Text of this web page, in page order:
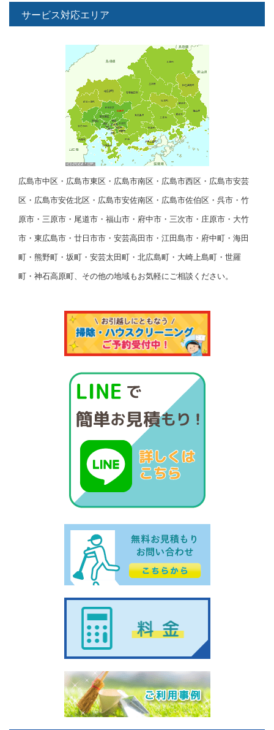
サービス対応エリア
広島市中区・広島市東区・広島市南区・広島市西区・広島市安芸
区・広島市安佐北区・広島市安佐南区・広島市佐伯区・呉市・竹
原市・三原市・尾道市・福山市・府中市・三次市・庄原市・大竹
市・東広島市・廿日市市・安芸高田市・江田島市・府中町・海田
町・熊野町・坂町・安芸太田町・北広島町・大崎上島町・世羅
町・神石高原町、その他の地域もお気軽にご相談ください。